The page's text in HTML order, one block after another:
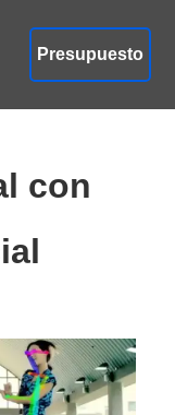
Presupuesto
con